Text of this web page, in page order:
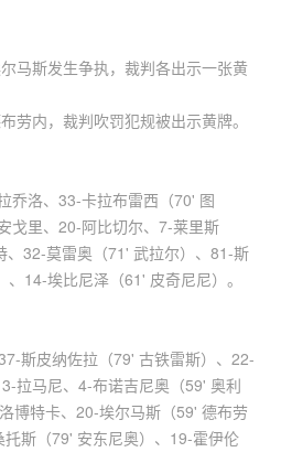
马斯发生争执，裁判各出示一张黄
劳内，裁判吹罚犯规被出示黄牌。
乔洛、33-卡拉布雷西（70' 图
戈里、20-阿比切尔、7-莱里斯
、32-莫雷奥（71' 武拉尔）、81-斯
14-埃比尼泽（61' 皮奇尼尼）。
斯皮纳佐拉（79' 古铁雷斯）、22-
拉马尼、4-布诺吉尼奥（59' 奥利
博特卡、20-埃尔马斯（59' 德布劳
斯（79' 安东尼奥）、19-霍伊伦